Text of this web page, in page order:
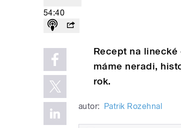
54:40
Recept na linecké
máme neradi,
rok.
autor: Patrik Rozehnal